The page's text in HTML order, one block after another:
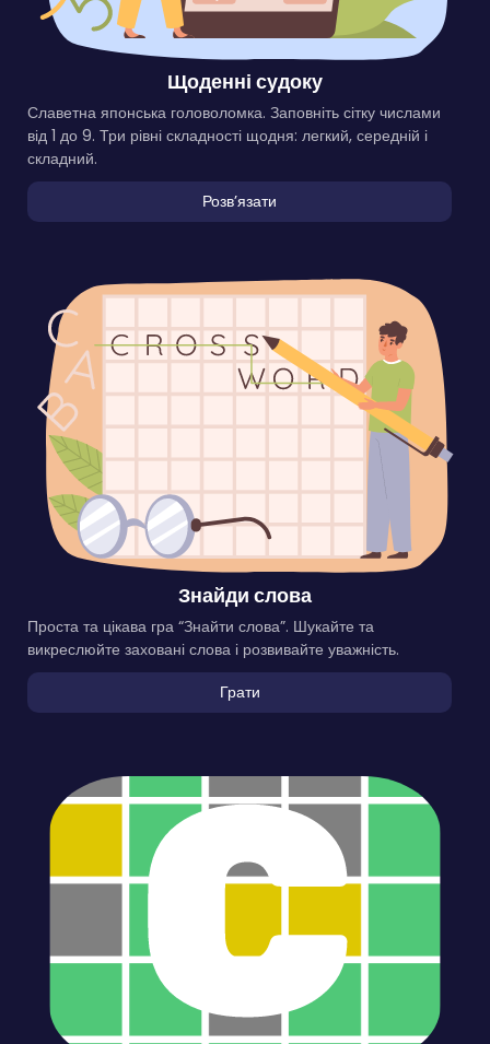
Щоденні судоку
Славетна японська головоломка. Заповніть сітку числами
від 1 до 9. Три рівні складності щодня: легкий, середній і
складний.
Розвʼязати
Знайди слова
Проста та цікава гра “Знайти слова”. Шукайте та
викреслюйте заховані слова і розвивайте уважність.
Грати